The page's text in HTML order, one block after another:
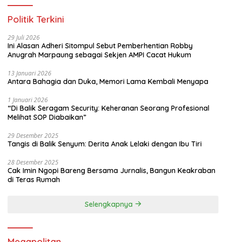
Politik Terkini
29 Juli 2026
Ini Alasan Adheri Sitompul Sebut Pemberhentian Robby
Anugrah Marpaung sebagai Sekjen AMPI Cacat Hukum
13 Januari 2026
Antara Bahagia dan Duka, Memori Lama Kembali Menyapa
1 Januari 2026
“Di Balik Seragam Security: Keheranan Seorang Profesional
Melihat SOP Diabaikan”
29 Desember 2025
Tangis di Balik Senyum: Derita Anak Lelaki dengan Ibu Tiri
28 Desember 2025
Cak Imin Ngopi Bareng Bersama Jurnalis, Bangun Keakraban
di Teras Rumah
Selengkapnya